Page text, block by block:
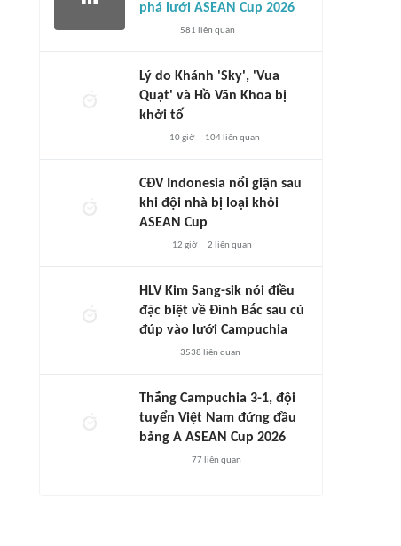
phá lưới ASEAN Cup 2026
581 liên quan
Lý do Khánh 'Sky', 'Vua
Quạt' và Hồ Văn Khoa bị
khởi tố
10 giờ 104liên quan
CĐV Indonesia nổi giận sau
khi đội nhà bị loại khỏi
ASEAN Cup
12 giờ 2 liên quan
HLV Kim Sang-sik nói điều
đặc biệt về Đình Bắc sau cú
đúp vào lưới Campuchia
3538 liên quan
Thắng Campuchia 3-1, đội
tuyển Việt Nam đứng đầu
bảng A ASEAN Cup 2026
77liên quan